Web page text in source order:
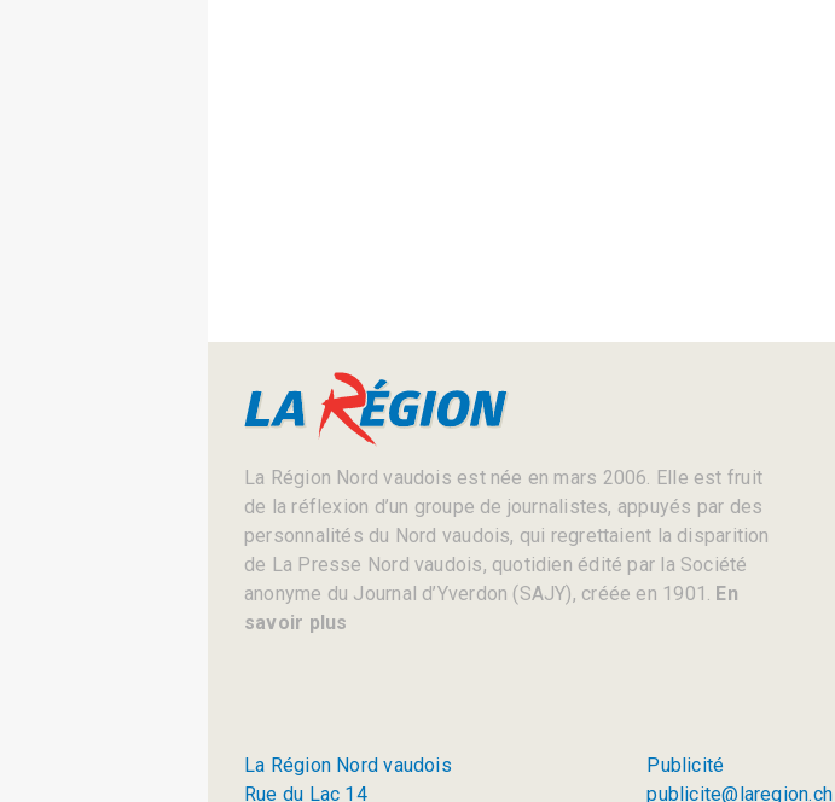
La Région Nord vaudois est née en mars 2006. Elle est fruit
de la réflexion d’un groupe de journalistes, appuyés par des
personnalités du Nord vaudois, qui regrettaient la disparition
de La Presse Nord vaudois, quotidien édité par la Société
anonyme du Journal d’Yverdon (SAJY), créée en 1901. En
savoir plus
La Région Nord vaudois
Rue du Lac 14
Publicité
publicite@laregion.ch